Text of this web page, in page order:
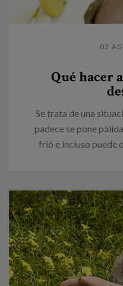
02
Qué hacer
Se trata de una
padece se pone
frió e incluso puede